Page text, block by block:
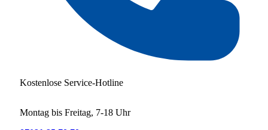
Kostenlose Service-Hotline
Montag bis Freitag, 7-18 Uhr